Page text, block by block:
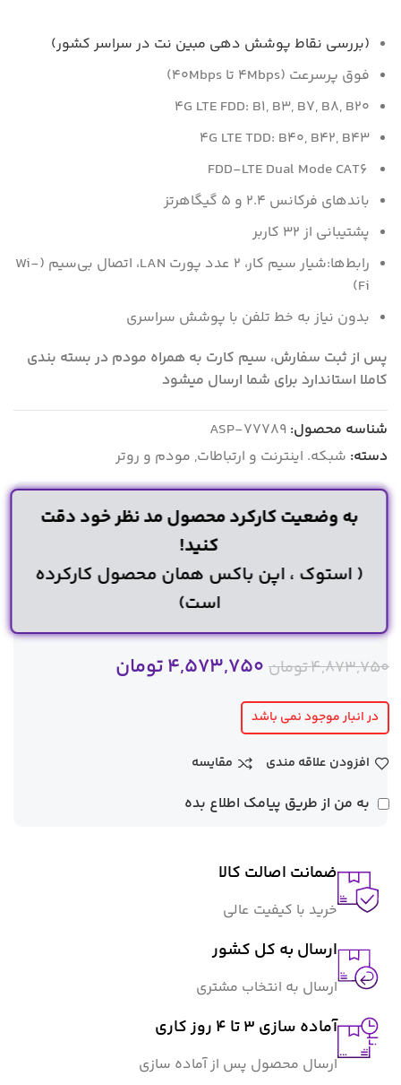
(بررسی نقاط پوشش دهی مبین نت در سراسر کشور)
فوق پرسرعت (۴Mbps تا ۴۰Mbps)
4G LTE FDD: B1, B3, B7, B8, B20
4G LTE TDD: B40, B42, B43
باندهای فرکانس 2.4 و 5 گیگاهرتز
پشتیبانی از 32 کاربر
رابط‌ها:شیار سیم کار، 2 عدد پورت LAN، اتصال بی‌سیم (Wi-
Fi)
بدون نیاز به خط تلفن با پوشش سراسری
پس از ثبت سفارش، سیم کارت به همراه مودم در بسته بندی
کاملا استاندارد برای شما ارسال میشود
شناسه محصول: ASP-77789
دسته: شبکه. اینترنت و ارتباطات, مودم و روتر
به وضعیت کارکرد محصول مد نظر خود دقت
کنید!
( استوک ، اپن باکس همان محصول کارکرده
است)
4,873,750تومان 4,573,750تومان
در انبار موجود نمی باشد
افزودن علاقه مندی مقایسه
به من از طریق پیامک اطلاع بده
ضمانت اصالت کالا
خرید با کیفیت عالی
ارسال به کل کشور
ارسال به انتخاب مشتری
آماده سازی ۳ تا ۴ روز کاری
ارسال محصول پس از آماده سازی